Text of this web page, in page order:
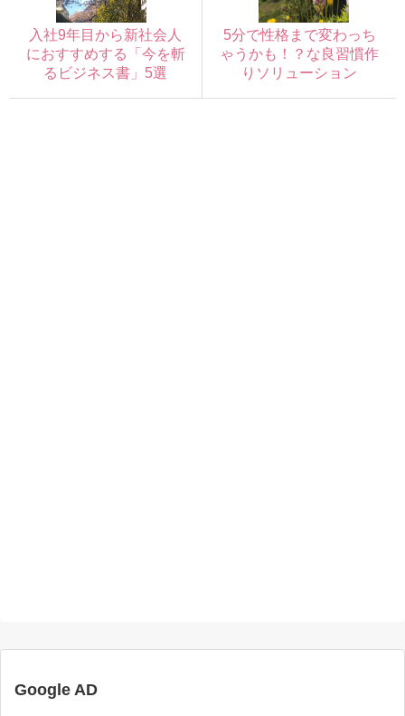
入社9年目から新社会人
におすすめする「今を斬
るビジネス書」5選
5分で性格まで変わっち
ゃうかも！？な良習慣作
りソリューション
Google AD